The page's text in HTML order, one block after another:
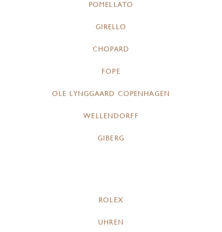
POMELLATO
GIRELLO
CHOPARD
FOPE
OLE LYNGGAARD COPENHAGEN
WELLENDORFF
GIBERG
ROLEX
UHREN